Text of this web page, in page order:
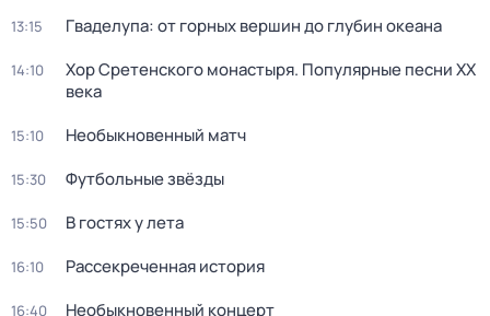
13:15 Гваделупа: от горных вершин до глубин океана
14:10
Хор Сретенского монастыря. Популярные песни XX
века
15:10 Необыкновенный матч
15:30 Футбольные звёзды
15:50 В гостях у лета
16:10 Рассекреченная история
16:40 Необыкновенный концерт